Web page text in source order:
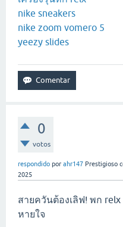
nike sneakers
nike zoom vomero 5
yeezy slides
0
votos
respondido por ahr147 Prestigioso
2025
สายควันต้องเลิฟ! พก
หายใจ